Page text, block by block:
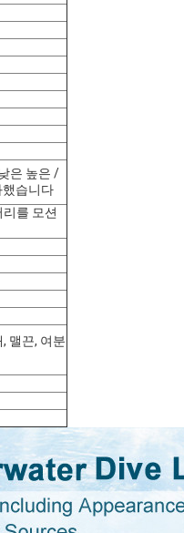
은 높은 /
습니다
를 모션
맬끈, 여분